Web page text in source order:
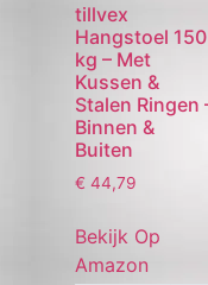
tillvex
Hangstoel 150
kg – Met
Kussen &
Stalen Ringen
Binnen &
Buiten
€ 44,79
Bekijk Op
Amazon